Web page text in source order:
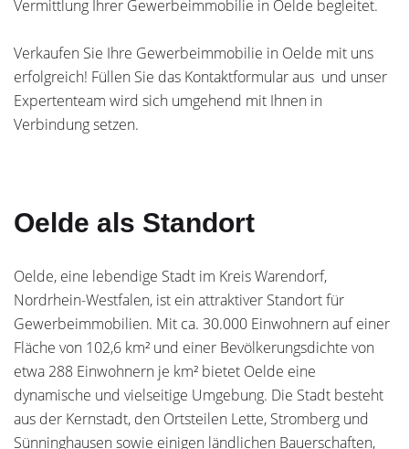
Vermittlung Ihrer Gewerbeimmobilie in Oelde begleitet.
Verkaufen Sie Ihre Gewerbeimmobilie in Oelde mit uns
erfolgreich! Füllen Sie das Kontaktformular aus und unser
Expertenteam wird sich umgehend mit Ihnen in
Verbindung setzen.
Oelde als Standort
Oelde, eine lebendige Stadt im Kreis Warendorf,
Nordrhein-Westfalen, ist ein attraktiver Standort für
Gewerbeimmobilien. Mit ca. 30.000 Einwohnern auf einer
Fläche von 102,6 km² und einer Bevölkerungsdichte von
etwa 288 Einwohnern je km² bietet Oelde eine
dynamische und vielseitige Umgebung. Die Stadt besteht
aus der Kernstadt, den Ortsteilen Lette, Stromberg und
Sünninghausen sowie einigen ländlichen Bauerschaften,